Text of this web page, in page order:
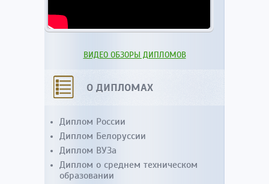
ВИДЕО ОБЗОРЫ ДИПЛОМОВ
О ДИПЛОМАХ
Диплом России
Диплом Белоруссии
Диплом ВУЗа
Диплом о среднем техническом
образовании